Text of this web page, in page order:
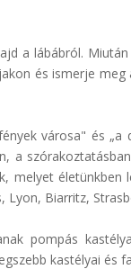
a lábábról.
és ismerje
városa" és „a
a
életünkben
Biarritz,
pompás
kastélyai és